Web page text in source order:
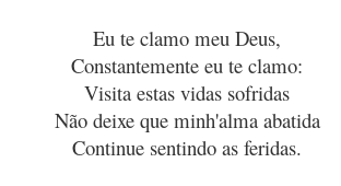
Eu te clamo meu Deus,
Constantemente eu te clamo:
Visita estas vidas sofridas
Não deixe que minh'alma abatida
Continue sentindo as feridas.